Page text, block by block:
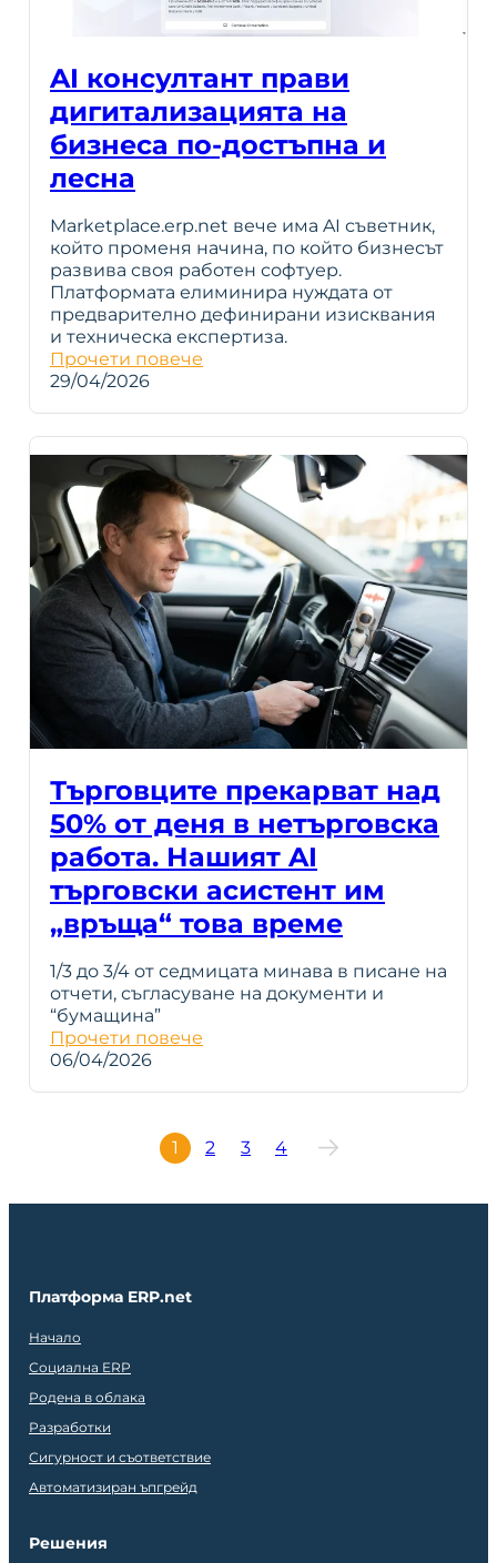
AI консултант прави
дигитализацията на
бизнеса по-достъпна и
лесна
Marketplace.erp.net вече има AI съветник,
който променя начина, по който бизнесът
развива своя работен софтуер.
Платформата елиминира нуждата от
предварително дефинирани изисквания
и техническа експертиза.
Прочети повече
29/04/2026
Търговците прекарват над
50% от деня в нетърговска
работа. Нашият AI
търговски асистент им
„връща“ това време
1/3 до 3/4 от седмицата минава в писане на
отчети, съгласуване на документи и
“бумащина”
Прочети повече
06/04/2026
1 2 3 4
Платформа ERP.net
Начало
Социална ERP
Родена в облака
Разработки
Сигурност и съответствие
Автоматизиран ъпгрейд
Решения